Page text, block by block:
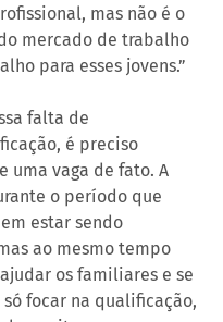
mas não é o
mercado de trabalho
para esses jovens.”
falta de
é preciso
uma vaga de fato. A
o período que
estar sendo
ao mesmo tempo
os familiares e se
focar na qualificação,